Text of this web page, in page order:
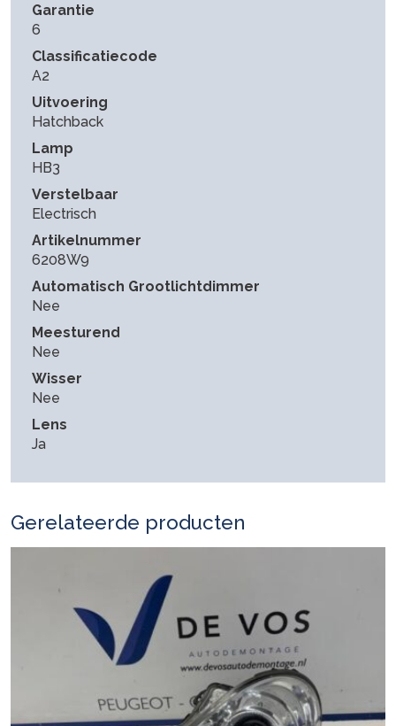
Garantie
6
Classificatiecode
A2
Uitvoering
Hatchback
Lamp
HB3
Verstelbaar
Electrisch
Artikelnummer
6208W9
Automatisch Grootlichtdimmer
Nee
Meesturend
Nee
Wisser
Nee
Lens
Ja
Gerelateerde producten